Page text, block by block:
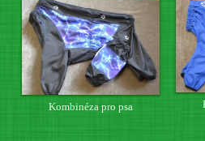
Kombinéza pro psa